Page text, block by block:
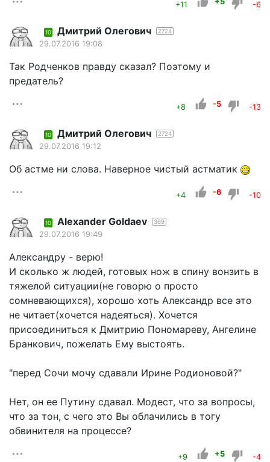
+11 -6
10 Дмитрий Олегович 2724
29.07.2016 19:08
Так Родченков правду сказал? Поэтому и
предатель?
+8 -5 -13
10 Дмитрий Олегович 2724
29.07.2016 19:12
Об астме ни слова. Наверное чистый астматик
+4 -6 -10
10 Alexander Goldaev 369
29.07.2016 19:49
Александру - верю!
И сколько ж людей, готовых нож в спину вонзить в
тяжелой ситуации(не говорю о просто
сомневающихся), хорошо хоть Александр все это
не читает(хочется надеяться). Хочется
присоединиться к Дмитрию Пономареву, Ангелине
Бранкович, пожелать Ему выстоять.
"перед Сочи мочу сдавали Ирине Родионовой?"
Нет, он ее Путину сдавал. Модест, что за вопросы,
что за тон, с чего это Вы облачились в тогу
обвинителя на процессе?
+9 +5 -4